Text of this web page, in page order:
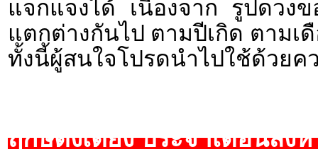
แจกแจงได้ เนื่องจาก รูปดวง
แตกต่างกันไป ตามปีเกิด ตามเ
ทั้งนี้ผู้สนใจโปรดนำไปใช้ด้วยค
ฤกษ์ตั้งเตียง ประจำเดือนสิง